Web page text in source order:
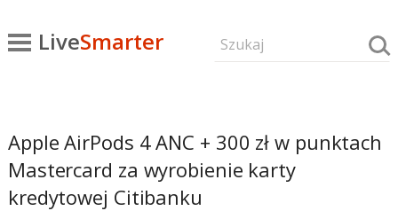
LiveSmarter
Apple AirPods 4 ANC + 300 zł w punktach
Mastercard za wyrobienie karty
kredytowej Citibanku